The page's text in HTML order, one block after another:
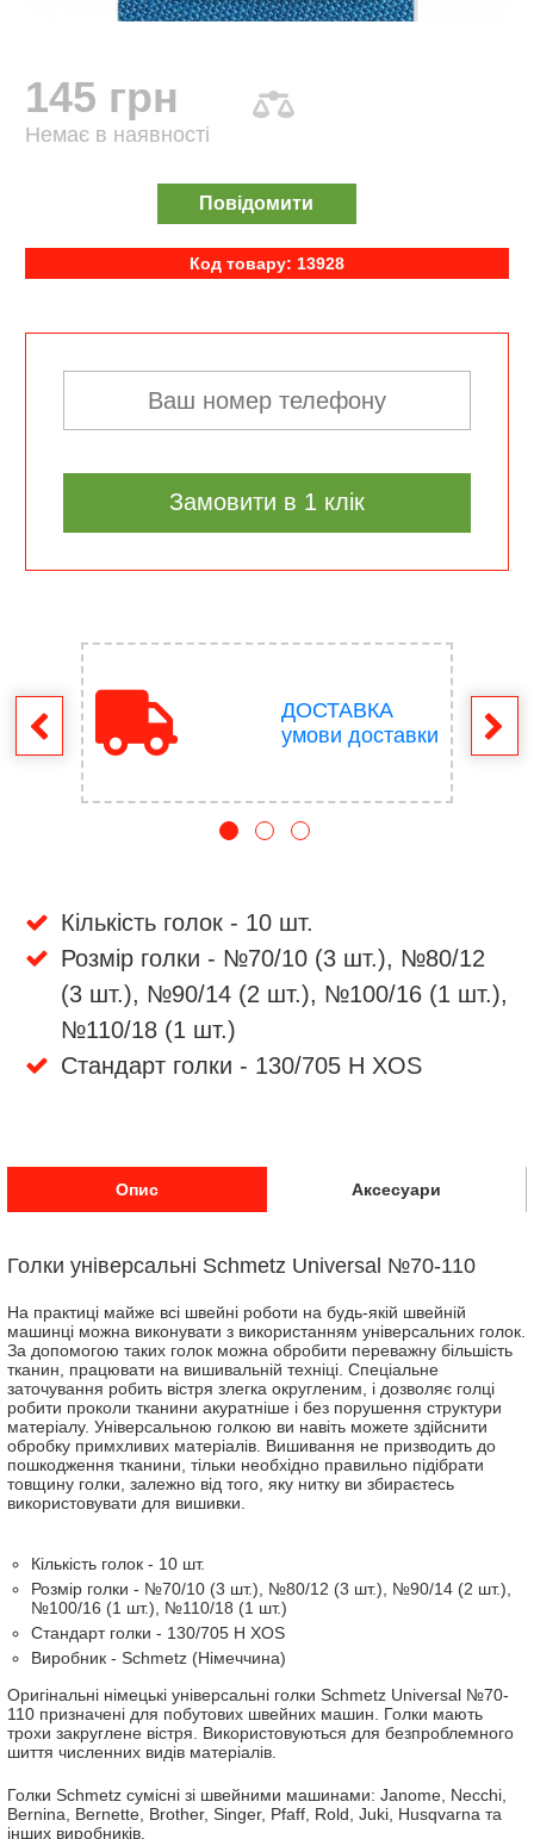
145 грн
Немає в наявності
Повідомити
Код товару: 13928
Замовити в 1 клік
ДОСТАВКА
умови доставки
Кількість голок - 10 шт.
Розмір голки - №70/10 (3 шт.), №80/12
(3 шт.), №90/14 (2 шт.), №100/16 (1 шт.),
№110/18 (1 шт.)
Стандарт голки - 130/705 H XOS
Опис Аксесуари
Голки універсальні Schmetz Universal №70-110
На практиці майже всі швейні роботи на будь-якій швейній
машинці можна виконувати з використанням універсальних голок.
За допомогою таких голок можна обробити переважну більшість
тканин, працювати на вишивальній техніці. Спеціальне
заточування робить вістря злегка округленим, і дозволяє голці
робити проколи тканини акуратніше і без порушення структури
матеріалу. Універсальною голкою ви навіть можете здійснити
обробку примхливих матеріалів. Вишивання не призводить до
пошкодження тканини, тільки необхідно правильно підібрати
товщину голки, залежно від того, яку нитку ви збираєтесь
використовувати для вишивки.
Кількість голок - 10 шт.
Розмір голки - №70/10 (3 шт.), №80/12 (3 шт.), №90/14 (2 шт.),
№100/16 (1 шт.), №110/18 (1 шт.)
Стандарт голки - 130/705 H XOS
Виробник - Schmetz (Німеччина)
Оригінальні німецькі універсальні голки Schmetz Universal №70-
110 призначені для побутових швейних машин. Голки мають
трохи закруглене вістря. Використовуються для безпроблемного
шиття численних видів матеріалів.
Голки Schmetz сумісні зі швейними машинами: Janome, Necchi,
Bernina, Bernette, Brother, Singer, Pfaff, Rold, Juki, Husqvarna та
інших виробників.